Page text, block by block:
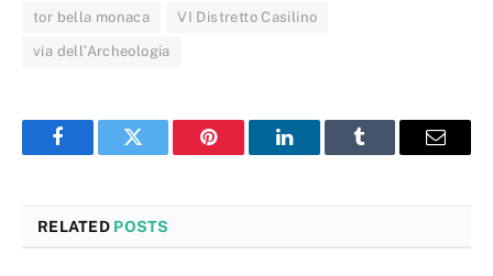
tor bella monaca VI Distretto Casilino
via dell’Archeologia
FacebookTwitter Pinterest LinkedInTumblr Email
RELATED POSTS